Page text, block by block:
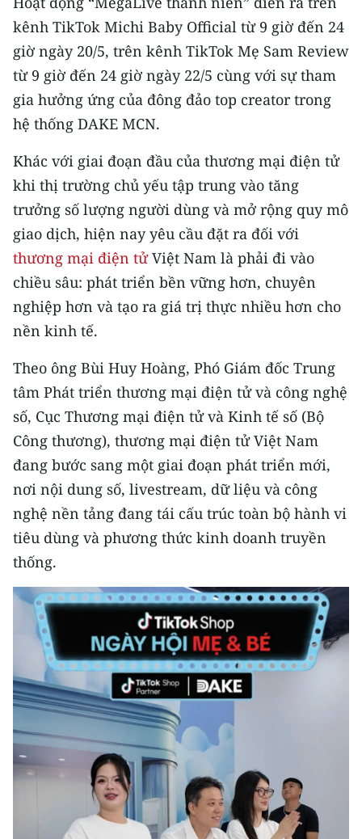
Media Chính trị
Media Kinh tế
Media Văn hóa
Media Pháp luật
Media Du lịch
Media Thế giới
Media Thể thao
Media Giáo dục
Media Y tế
Media Khoa học - Công nghệ
Media Môi trường
Ảnh
Infographic
TIN MỚI
TIN ĐỊA PHƯƠNG
Trung du và miền núi phía Bắc
Đồng bằng sông Hồng
Bắc Trung Bộ
Duyên hải Nam Trung Bộ và Tây
Nguyên
Đông Nam Bộ
Đồng bằng sông Cửu Long
kênh TikTok Michi Baby Official từ 9 giờ đến 24
giờ ngày 20/5, trên kênh TikTok Mẹ Sam Review
từ 9 giờ đến 24 giờ ngày 22/5 cùng với sự tham
gia hưởng ứng của đông đảo top creator trong
hệ thống DAKE MCN.
Khác với giai đoạn đầu của thương mại điện tử
khi thị trường chủ yếu tập trung vào tăng
trưởng số lượng người dùng và mở rộng quy mô
giao dịch, hiện nay yêu cầu đặt ra đối với
thương mại điện tửViệt Nam là phải đi vào
chiều sâu: phát triển bền vững hơn, chuyên
nghiệp hơn và tạo ra giá trị thực nhiều hơn cho
nền kinh tế.
Theo ông Bùi Huy Hoàng, Phó Giám đốc Trung
tâm Phát triển thương mại điện tử và công nghệ
số, Cục Thương mại điện tử và Kinh tế số (Bộ
Công thương), thương mại điện tử Việt Nam
đang bước sang một giai đoạn phát triển mới,
nơi nội dung số, livestream, dữ liệu và công
nghệ nền tảng đang tái cấu trúc toàn bộ hành vi
tiêu dùng và phương thức kinh doanh truyền
thống.